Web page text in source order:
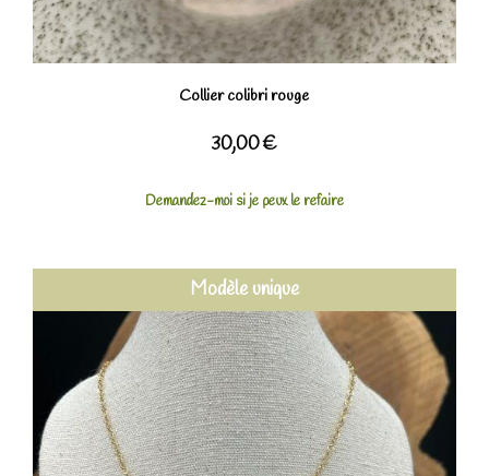
Collier colibri rouge
30,00€
Demandez-moi si je peux le refaire
Modèle unique